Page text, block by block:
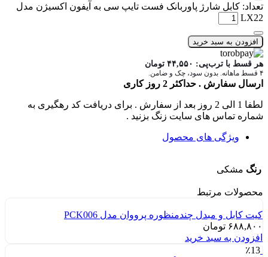
تعداد: کابل شارژ پاوربانک فست تایپ سی به آیفون اکسیژن مدل
LX22
افزودن به سبد خرید
هر قسط با ترب‌پی: ۴۴,۵۵۰ تومان
۴ قسط ماهانه. بدون سود، چک و ضامن.
ارسال سفارش . حداکثر 2 روز کاری
لطفا 1 الی 2 روز بعد از سفارش . برای دریافت کد رهگیری به
شماره تماس های سایت زنگ بزنید .
ویژگی های محصول
رنگ مشکی
محصولات مرتبط
کیت کابل و مبدل چندمنظوره پرووان مدل PCK006
۶۸۸,۸۰۰ تومان
افزودن به سبد خرید
٪13